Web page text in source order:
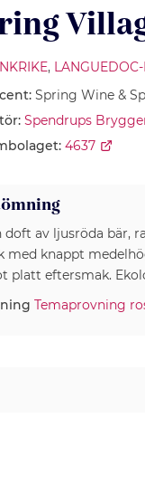
,
Spring Wine &
Spendrups
4637
doft av ljusröda bär,
med knappt
platt eftersmak.
Temaprovning